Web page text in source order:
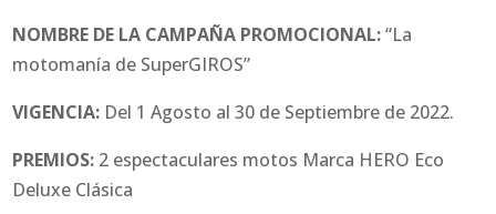
NOMBRE DE LA CAMPAÑA PROMOCIONAL:“La
motomanía de SuperGIROS”
VIGENCIA: Del 1 Agosto al 30 de Septiembre de 2022.
PREMIOS: 2 espectaculares motos Marca HERO Eco
Deluxe Clásica